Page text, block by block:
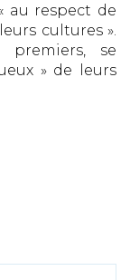
au respect de
cultures ».
premiers, se
» de leurs